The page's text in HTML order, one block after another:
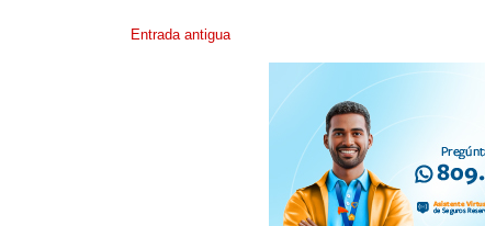
Entrada antigua